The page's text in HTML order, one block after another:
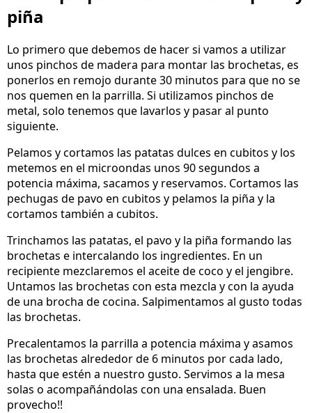
piña
Lo primero que debemos de hacer si vamos a utilizar
unos pinchos de madera para montar las brochetas, es
ponerlos en remojo durante 30 minutos para que no se
nos quemen en la parrilla. Si utilizamos pinchos de
metal, solo tenemos que lavarlos y pasar al punto
siguiente.
Pelamos y cortamos las patatas dulces en cubitos y los
metemos en el microondas unos 90 segundos a
potencia máxima, sacamos y reservamos. Cortamos las
pechugas de pavo en cubitos y pelamos la piña y la
cortamos también a cubitos.
Trinchamos las patatas, el pavo y la piña formando las
brochetas e intercalando los ingredientes. En un
recipiente mezclaremos el aceite de coco y el jengibre.
Untamos las brochetas con esta mezcla y con la ayuda
de una brocha de cocina. Salpimentamos al gusto todas
las brochetas.
Precalentamos la parrilla a potencia máxima y asamos
las brochetas alrededor de 6 minutos por cada lado,
hasta que estén a nuestro gusto. Servimos a la mesa
solas o acompañándolas con una ensalada. Buen
provecho!!